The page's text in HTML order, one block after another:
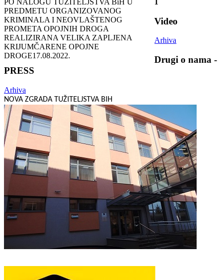
PO NALOGU TUŽIТЕLJSTVA BiH U
PREDMETU ORGANIZOVANOG
KRIMINALA I NEOVLAŠTENOG
PROMETA OPOJNIH DROGA
REALIZIRANA VELIKA ZAPLJENA
KRIJUMČARENE OPOJNE
DROGE17.08.2022.
Video
Arhiva
Drugi o nama -
PRESS
Arhiva
NOVA ZGRADA TUŽITELJSTVA BIH